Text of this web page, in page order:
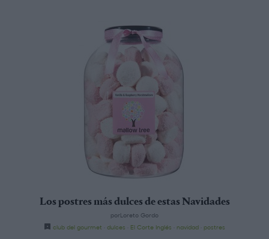
Los postres más dulces de estas Navidades
porLoreto Gordo
club del gourmet
dulces El Corte Inglés navidad postres